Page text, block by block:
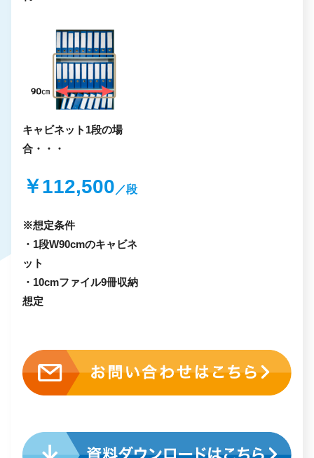
キャビネット1段の場
合 ・・・
￥112,500 ／段
※想定条件
・1段W90cmのキャビネ
ット
・10cmファイル9冊収納
想定